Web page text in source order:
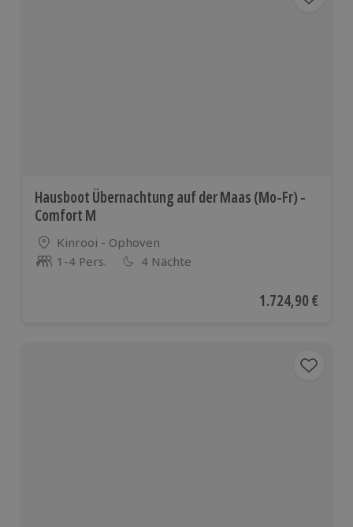
Hausboot Übernachtung auf der Maas (Mo-Fr) -
Comfort M
Standort
Kinrooi - Ophoven
Anzahl der Teilnehmer
1-4 Pers. 4 Nächte
Aktueller Preis
1.724,90 €